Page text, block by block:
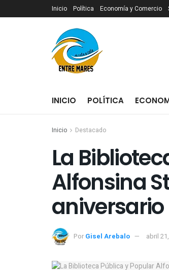
Inicio Política Economía y Comercio
INICIO POLÍTICA
Inicio Destacado
La
Alfonsina
aniversario
Por Gisel Arebalo abril